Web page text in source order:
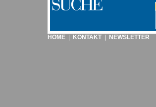
HOME| KONTAKT| NEWSLETTER